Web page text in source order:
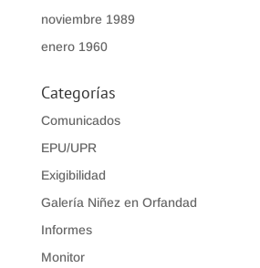
noviembre 1989
enero 1960
Categorías
Comunicados
EPU/UPR
Exigibilidad
Galería Niñez en Orfandad
Informes
Monitor